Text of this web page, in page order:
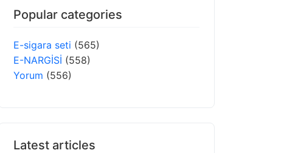
Popular categories
E-sigara seti (565)
E-NARGİSİ (558)
Yorum (556)
Latest articles